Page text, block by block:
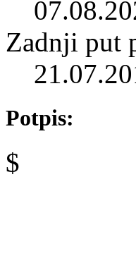
Zadnji put
Potpis:
$